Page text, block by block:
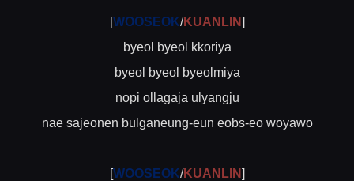
[WOOSEOK/KUANLIN]
byeol byeol kkoriya
byeol byeol byeolmiya
nopi ollagaja ulyangju
nae sajeonen bulganeung-eun eobs-eo woyawo
[WOOSEOK/KUANLIN]